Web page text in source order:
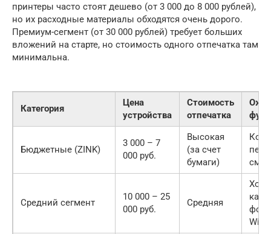
принтеры часто стоят дешево (от 3 000 до 8 000 рублей),
но их расходные материалы обходятся очень дорого.
Премиум-сегмент (от 30 000 рублей) требует больших
вложений на старте, но стоимость одного отпечатка там
минимальна.
Категория
Цена
устройства
Стоимость
отпечатка
Бюджетные (ZINK)
3 000 – 7
000 руб.
Высокая
(за счет
бумаги)
Средний сегмент
10 000 – 25
000 руб.
Средняя
Wi-Fi